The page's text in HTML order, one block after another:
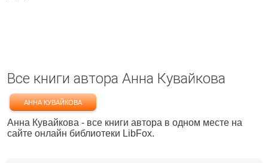
Все книги автора Анна Кувайкова
АННА КУВАЙКОВА
Анна Кувайкова - все книги автора в одном месте на
сайте онлайн библиотеки LibFox.